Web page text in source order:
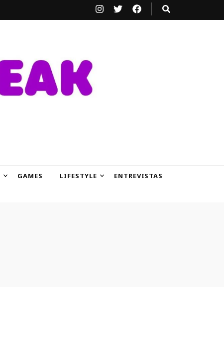
GAMES LIFESTYLE
ENTREVISTAS